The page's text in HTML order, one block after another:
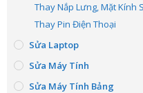
Thay Nắp Lưng, Mặt Kính
Thay Pin Điện Thoại
Sửa Laptop
Sửa Máy Tính
Sửa Máy Tính Bảng